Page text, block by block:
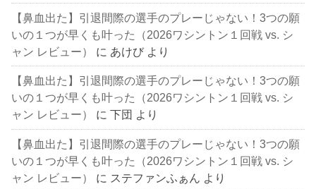
【鼻血出た】引退間際の選手のプレーじゃない！3つの願
いの１つが早くも叶った（2026ワシントン１回戦 vs. シ
ャン レビュー）
に あけび より
【鼻血出た】引退間際の選手のプレーじゃない！3つの願
いの１つが早くも叶った（2026ワシントン１回戦 vs. シ
ャン レビュー）
に下団 より
【鼻血出た】引退間際の選手のプレーじゃない！3つの願
いの１つが早くも叶った（2026ワシントン１回戦 vs. シ
ャン レビュー）
に ステファンふぁん より